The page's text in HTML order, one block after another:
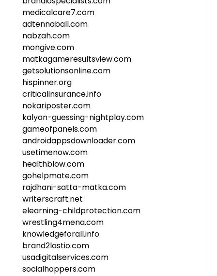
medicalcare7.com
adtennaball.com
nabzah.com
mongive.com
matkagameresultsview.com
getsolutionsonline.com
hispinner.org
criticalinsurance.info
nokariposter.com
kalyan-guessing-nightplay.com
gameofpanels.com
androidappsdownloader.com
usetimenow.com
healthblow.com
gohelpmate.com
rajdhani-satta-matka.com
writerscraft.net
elearning-childprotection.com
wrestling4mena.com
knowledgeforall.info
brand2lastio.com
usadigitalservices.com
socialhoppers.com